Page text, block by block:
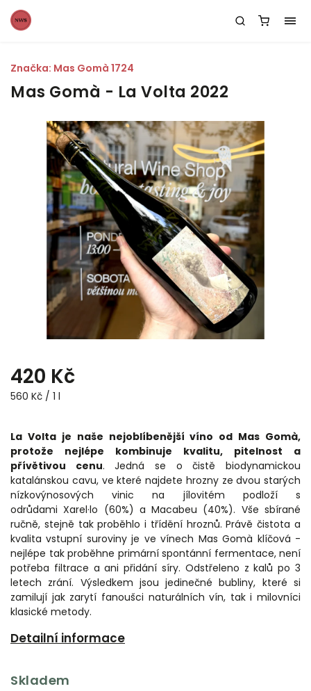
Mas Gomà - La Volta 2022
420 Kč
560 Kč / 1 l
La Volta je naše nejoblíbenější víno od Mas Gomà,
protože nejlépe kombinuje kvalitu, pitelnost a
přívětivou cenu. Jedná se o čistě biodynamickou
katalánskou cavu, ve které najdete hrozny ze dvou starých
nízkovýnosových vinic na jílovitém podloží s
odrůdami Xarel·lo (60%) a Macabeu (40%). Vše sbírané
ručně, stejně tak proběhlo i třídění hroznů. Právě čistota a
kvalita vstupní suroviny je ve vínech Mas Gomà klíčová -
nejlépe tak proběhne primární spontánní fermentace, není
potřeba filtrace a ani přidání síry. Odstřeleno z kalů po 3
letech zrání. Výsledkem jsou jedinečné bubliny, které si
zamilují jak zarytí fanoušci naturálních vín, tak i milovníci
klasické metody.
Detailní informace
Značka: Mas Gomà 1724
Skladem